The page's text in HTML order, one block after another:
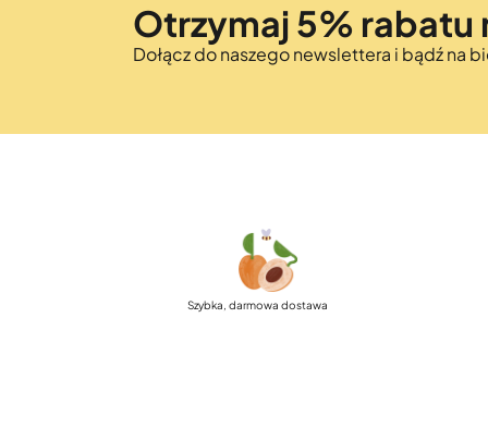
Otrzymaj 5% rabatu
Dołącz do naszego newslettera i bądź na
Szybka, darmowa dostawa